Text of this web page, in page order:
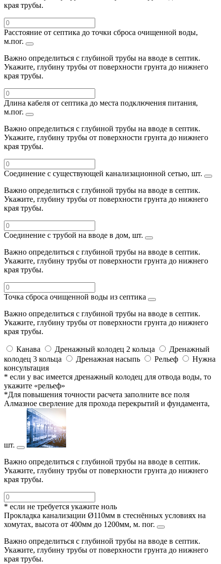
края трубы.
Расстояние от септика до точки сброса очищенной воды,
м.пог.
Важно определиться с глубиной трубы на вводе в септик.
Укажите, глубину трубы от поверхности грунта до нижнего
края трубы.
Длина кабеля от септика до места подключения питания,
м.пог.
Важно определиться с глубиной трубы на вводе в септик.
Укажите, глубину трубы от поверхности грунта до нижнего
края трубы.
Соединение с существующей канализационной сетью, шт.
Важно определиться с глубиной трубы на вводе в септик.
Укажите, глубину трубы от поверхности грунта до нижнего
края трубы.
Соединение с трубой на вводе в дом, шт.
Важно определиться с глубиной трубы на вводе в септик.
Укажите, глубину трубы от поверхности грунта до нижнего
края трубы.
Точка сброса очищенной воды из септика
Важно определиться с глубиной трубы на вводе в септик.
Укажите, глубину трубы от поверхности грунта до нижнего
края трубы.
Канава Дренажный колодец 2 кольца
Дренажный
колодец 3 кольца
Дренажная насыпь Рельеф
Нужна
консультация
* если у вас имеется дренажный колодец для отвода воды, то
укажите «рельеф»
*Для повышения точности расчета заполните все поля
Алмазное сверление для прохода перекрытий и фундамента,
шт.
Важно определиться с глубиной трубы на вводе в септик.
Укажите, глубину трубы от поверхности грунта до нижнего
края трубы.
* если не требуется укажите ноль
Прокладка канализации Ø110мм в стеснённых условиях на
хомутах, высота от 400мм до 1200мм, м. пог.
Важно определиться с глубиной трубы на вводе в септик.
Укажите, глубину трубы от поверхности грунта до нижнего
края трубы.